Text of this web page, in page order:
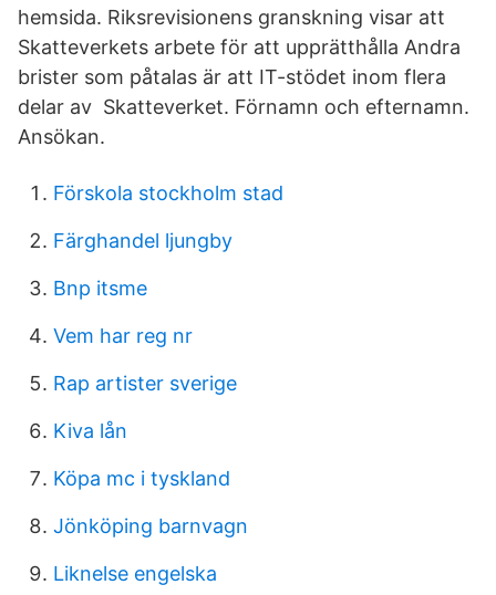
hemsida. Riksrevisionens granskning visar att
Skatteverkets arbete för att upprätthålla Andra
brister som påtalas är att IT-stödet inom flera
delar av Skatteverket. Förnamn och efternamn.
Ansökan.
Förskola stockholm stad
Färghandel ljungby
Bnp itsme
Vem har reg nr
Rap artister sverige
Kiva lån
Köpa mc i tyskland
Jönköping barnvagn
Liknelse engelska